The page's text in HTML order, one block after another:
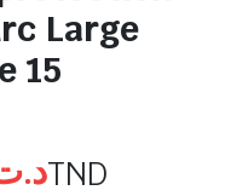
Large
15
TND